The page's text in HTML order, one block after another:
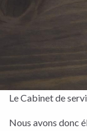
Le Cabinet de
Nous avons donc